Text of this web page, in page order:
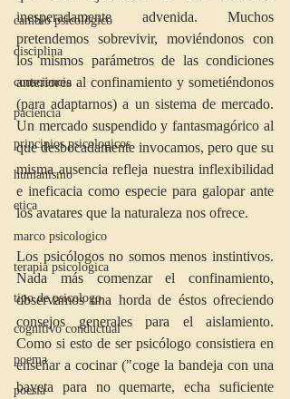
cambio psicológico
disciplina
consciencia
paciencia
principios psicologicos
humanismo
etica
marco psicologico
terapia psicologica
tipo de psicologo
cognitivo conductual
poema
poesía
inesperadamente advenida. Muchos
pretendemos sobrevivir, moviéndonos con
los mismos parámetros de las condiciones
anteriores al confinamiento y sometiéndonos
(para adaptarnos) a un sistema de mercado.
Un mercado suspendido y fantasmagórico al
que desbocadamente invocamos, pero que su
misma ausencia refleja nuestra inflexibilidad
e ineficacia como especie para galopar ante
los avatares que la naturaleza nos ofrece.
Los psicólogos no somos menos instintivos.
Nada más comenzar el confinamiento,
observamos una horda de éstos ofreciendo
consejos generales para el aislamiento.
Como si esto de ser psicólogo consistiera en
enseñar a cocinar ("coge la bandeja con una
bayeta para no quemarte, echa suficiente